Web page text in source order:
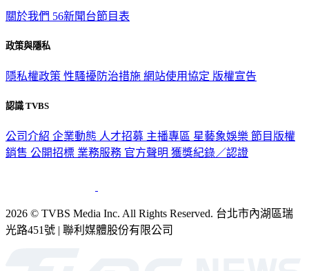
關於我們 56新聞台節目表
政策與隱私
隱私權政策 性騷擾防治措施 網站使用協定 版權宣告
認識 TVBS
公司介紹 企業動態 人才招募 主播專區 星藝象娛樂 節目版權
銷售 公開招標 業務服務 官方聲明 獲獎紀錄／認證
2026 © TVBS Media Inc. All Rights Reserved. 台北市內湖區瑞
光路451號 | 聯利媒體股份有限公司